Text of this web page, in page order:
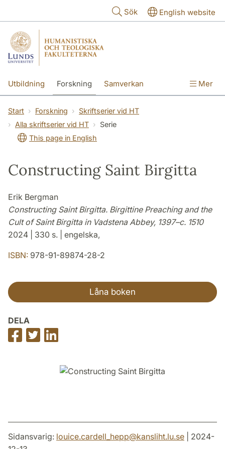
Sök English website
Utbildning Forskning Samverkan Mer
Start Forskning
Skriftserier vid HT
Alla skriftserier vid HT
Serie
This page in English
Constructing Saint Birgitta
Erik Bergman
Constructing Saint Birgitta. Birgittine Preaching and the
Cult of Saint Birgitta in Vadstena Abbey, 1397–c. 1510
2024 | 330 s. | engelska,
ISBN: 978-91-89874-28-2
Låna boken
DELA
Dela
på
Dela
på
på
Sidansvarig: louice.cardell_hepp@kansliht.lu.se | 2024-